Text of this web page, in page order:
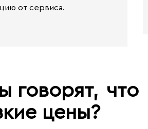
от сервиса.
говорят, что
цены?